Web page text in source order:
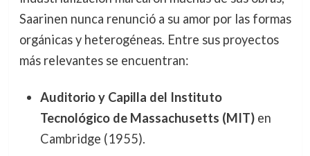
Saarinen nunca renunció a su amor por las formas
orgánicas y heterogéneas. Entre sus proyectos
más relevantes se encuentran:
Auditorio y Capilla del Instituto
Tecnológico de Massachusetts (MIT)en
Cambridge (1955).